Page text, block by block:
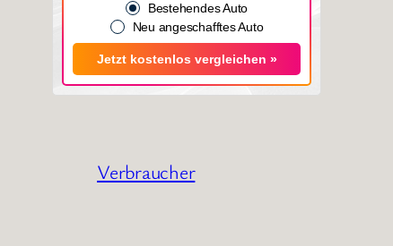
Bestehendes Auto
Neu angeschafftes Auto
Jetzt kostenlos vergleichen »
Verbraucher